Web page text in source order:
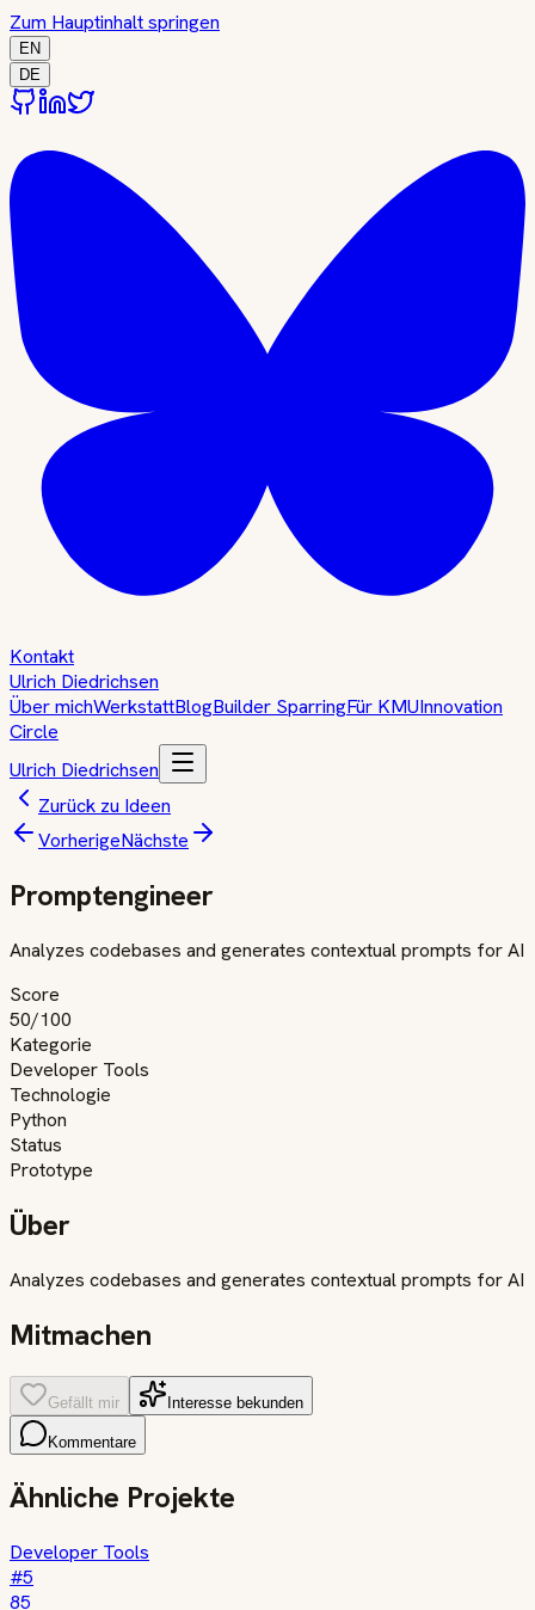
Zum Hauptinhalt springen
EN
DE
Kontakt
Ulrich Diedrichsen
Über michWerkstattBlogBuilder SparringFür KMUInnovation
Circle
Ulrich Diedrichsen
Zurück zu Ideen
VorherigeNächste
Promptengineer
Analyzes codebases and generates contextual prompts for AI
Score
50/100
Kategorie
Developer Tools
Technologie
Python
Status
Prototype
Über
Analyzes codebases and generates contextual prompts for AI
Mitmachen
Gefällt mir Interesse bekunden
Kommentare
Ähnliche Projekte
Developer Tools
#5
85